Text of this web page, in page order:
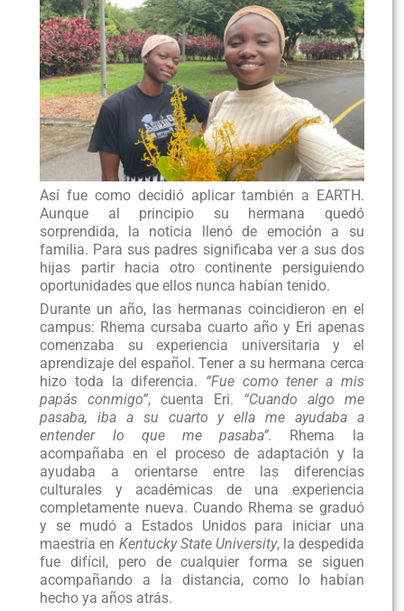
Así fue como decidió aplicar también a EARTH.
Aunque al principio su hermana quedó
sorprendida, la noticia llenó de emoción a su
familia. Para sus padres significaba ver a sus dos
hijas partir hacia otro continente persiguiendo
oportunidades que ellos nunca habían tenido.
Durante un año, las hermanas coincidieron en el
campus: Rhema cursaba cuarto año y Eri apenas
comenzaba su experiencia universitaria y el
aprendizaje del español. Tener a su hermana cerca
hizo toda la diferencia. “Fue como tener a mis
papás conmigo”, cuenta Eri. “Cuando algo me
pasaba, iba a su cuarto y ella me ayudaba a
entender lo que me pasaba”. Rhema la
acompañaba en el proceso de adaptación y la
ayudaba a orientarse entre las diferencias
culturales y académicas de una experiencia
completamente nueva. Cuando Rhema se graduó
y se mudó a Estados Unidos para iniciar una
maestría en Kentucky State University, la despedida
fue difícil, pero de cualquier forma se siguen
acompañando a la distancia, como lo habían
hecho ya años atrás.